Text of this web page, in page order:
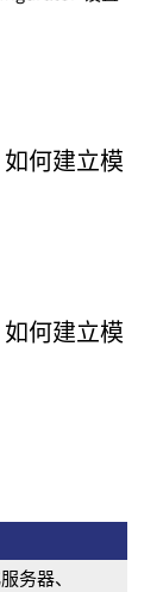
何建立模
何建立模
务器、